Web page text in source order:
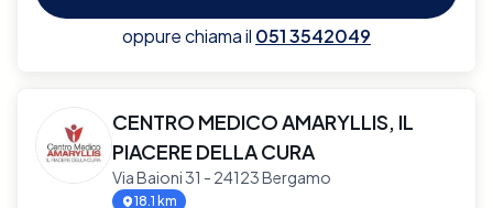
oppure chiama il 051 3542049
CENTRO MEDICO AMARYLLIS, IL
PIACERE DELLA CURA
Via Baioni 31 - 24123 Bergamo
18.1 km